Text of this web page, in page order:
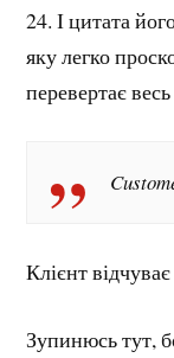
24. І цитата
яку легко
перевертає
Клієнт
Зупинюсь тут,